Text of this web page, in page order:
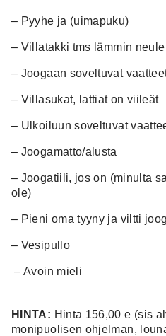
– Pyyhe ja (uimapuku)
– Villatakki tms lämmin
– Joogaan soveltuvat
– Villasukat, lattiat on viileät
– Ulkoiluun soveltuvat
– Joogamatto/alusta
– Joogatiili, jos on (minulta
ole)
– Pieni oma tyyny ja viltti
– Vesipullo
– Avoin mieli
HINTA: Hinta 156,00 e (sis
monipuolisen ohjelman,